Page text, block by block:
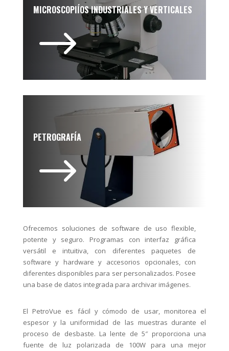
MICROSCOPIÍOS INDUSTRIALES Y VERTICALES
$
PETROGRAFÍA
$
Ofrecemos soluciones de software de uso flexible,
potente y seguro. Programas con interfaz gráfica
versátil e intuitiva, con diferentes paquetes de
software y hardware y accesorios opcionales, con
diferentes disponibles para ser personalizados. Posee
una base de datos integrada para archivar imágenes.
El PetroVue es fácil y cómodo de usar, monitorea el
espesor y la uniformidad de las muestras durante el
proceso de desbaste. La lente de 5″ proporciona una
fuente de luz polarizada de 100W para una mejor